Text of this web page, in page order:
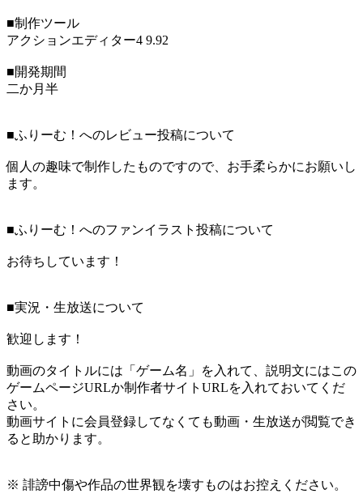
■制作ツール
アクションエディター4 9.92
■開発期間
二か月半
■ふりーむ！へのレビュー投稿について
個人の趣味で制作したものですので、お手柔らかにお願いし
ます。
■ふりーむ！へのファンイラスト投稿について
お待ちしています！
■実況・生放送について
歓迎します！
動画のタイトルには「ゲーム名」を入れて、説明文にはこの
ゲームページURLか制作者サイトURLを入れておいてくだ
さい。
動画サイトに会員登録してなくても動画・生放送が閲覧でき
ると助かります。
※ 誹謗中傷や作品の世界観を壊すものはお控えください。